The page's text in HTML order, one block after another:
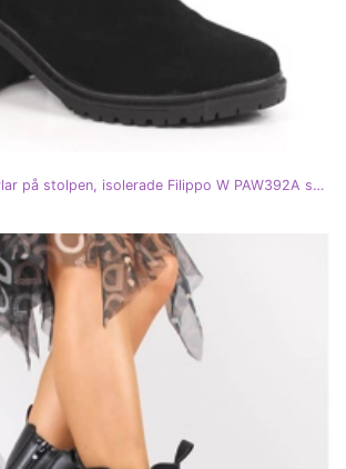
Varma Chelsea-stövlar på stolpen, isolerade Filippo W PAW392A svart